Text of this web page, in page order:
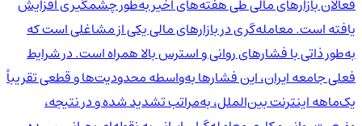
فعالان بازارهای مالی طی هفته‌های اخیر به‌طور چشمگیری افزایش
یافته است. معامله‌گری در بازارهای مالی یکی از مشاغلی است که
به‌طور ذاتی با فشارهای روانی و استرس بالا همراه است. در شرایط
فعلی جامعه ایران، این فشارها به‌واسطه محدودیت‌ها و قطعی تقریباً
یک‌ماهه اینترنت بین‌الملل، به‌مراتب تشدید شده و در نتیجه،